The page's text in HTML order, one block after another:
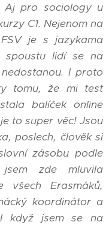
Aj pro sociology u
C1. Nejenom na
je s jazykama
spoustu lidí se na
I proto
tomu, že mi test
balíček online
to super věc! Jsou
poslech, člověk si
zásobu podle
jsem zde mluvila
všech Erasmáků,
koordinátor a
když jsem se na